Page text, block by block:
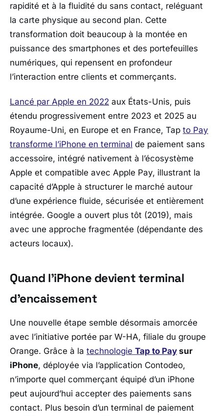
rapidité et à la fluidité du sans contact, reléguant
la carte physique au second plan. Cette
transformation doit beaucoup à la montée en
puissance des smartphones et des portefeuilles
numériques, qui repensent en profondeur
l’interaction entre clients et commerçants.
Lancé par Apple en 2022 aux États-Unis, puis
étendu progressivement entre 2023 et 2025 au
Royaume-Uni, en Europe et en France, Tap to Pay
transforme l’iPhone en terminal de paiement sans
accessoire, intégré nativement à l’écosystème
Apple et compatible avec Apple Pay, illustrant la
capacité d’Apple à structurer le marché autour
d’une expérience fluide, sécurisée et entièrement
intégrée. Google a ouvert plus tôt (2019), mais
avec une approche fragmentée (dépendante des
acteurs locaux).
Quand l’iPhone devient terminal
d’encaissement
Une nouvelle étape semble désormais amorcée
avec l’initiative portée par W-HA, filiale du groupe
Orange. Grâce à la technologie Tap to Pay sur
iPhone, déployée via l’application Contodeo,
n’importe quel commerçant équipé d’un iPhone
peut aujourd’hui accepter des paiements sans
contact. Plus besoin d’un terminal de paiement